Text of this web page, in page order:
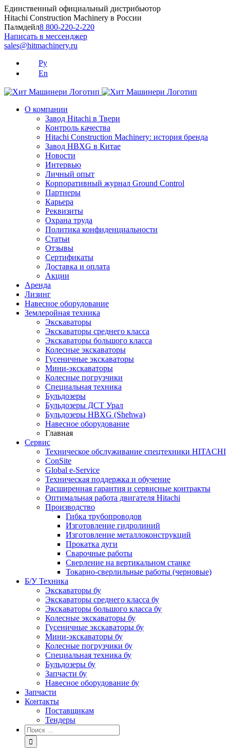
Skip
to
content
Единственный официальный дистрибьютор
Hitachi Construction Machinery в России
Палмдейл8 800-220-2-220
Написать в мессенджер
sales@hitmachinery.ru
Ру
En
О компании
Завод Hitachi в Твери
Контроль качества
Hitachi Construction Machinery: история бренда
Завод HBXG в Китае
Новости
Интервью
Личный опыт
Корпоративный журнал Ground Control
Партнеры
Карьера
Реквизиты
Охрана труда
Политика конфиденциальности
Статьи
Отзывы
Сертификаты
Доставка и оплата
Акции
Аренда
Лизинг
Навесное оборудование
Землеройная техника
Экскаваторы
Экскаваторы среднего класса
Экскаваторы большого класса
Колесные экскаваторы
Гусеничные экскаваторы
Мини-экскаваторы
Колесные погрузчики
Специальная техника
Бульдозеры
Бульдозеры ДСТ Урал
Бульдозеры HBXG (Shehwa)
Навесное оборудование
Главная
Сервис
Техническое обслуживание спецтехники HITACHI
ConSite
Global e-Service
Техническая поддержка и обучение
Расширенная гарантия и сервисные контракты
Оптимальная работа двигателя Hitachi
Производство
Гибка трубопроводов
Изготовление гидролиний
Изготовление металлоконструкций
Прокатка дуги
Сварочные работы
Сверление на вертикальном станке
Токарно-сверлильные работы (черновые)
Б/У Техника
Экскаваторы бу
Экскаваторы среднего класса бу
Экскаваторы большого класса бу
Колесные экскаваторы бу
Гусеничные экскаваторы бу
Мини-экскаваторы бу
Колесные погрузчики бу
Специальная техника бу
Бульдозеры бу
Запчасти бу
Навесное оборудование бу
Запчасти
Контакты
Поставщикам
Тендеры
Результат
поиска: